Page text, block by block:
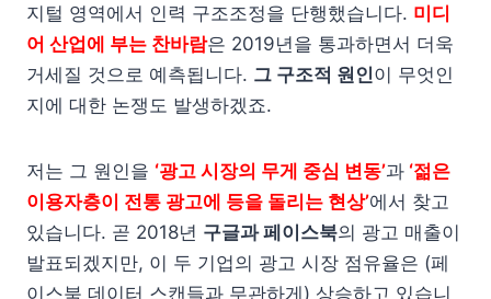
지털 영역에서 인력 구조조정을 단행했습니다. 미디
어 산업에 부는 찬바람은 2019년을 통과하면서 더욱
거세질 것으로 예측됩니다. 그 구조적 원인이 무엇인
지에 대한 논쟁도 발생하겠죠.
저는 그 원인을 ‘광고 시장의 무게 중심 변동’과 ‘젊은
이용자층이 전통 광고에 등을 돌리는 현상’에서 찾고
있습니다. 곧 2018년 구글과 페이스북의 광고 매출이
발표되겠지만, 이 두 기업의 광고 시장 점유율은 (페
이스북 데이터 스캔들과 무관하게) 상승하고 있습니